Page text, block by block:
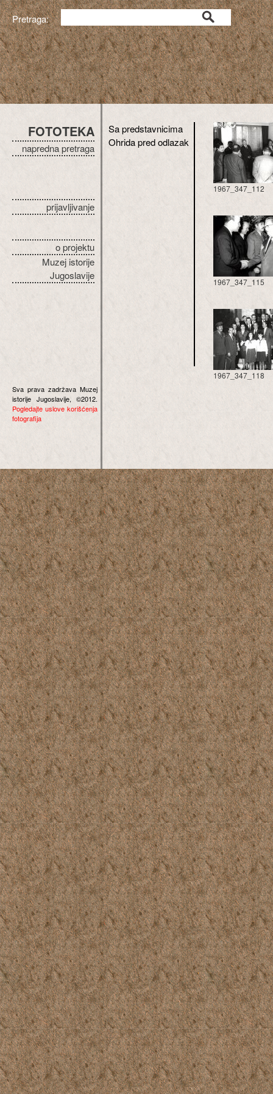
Pretraga:
FOTOTEKA
napredna pretraga
prijavljivanje
o projektu
Muzej istorije
Jugoslavije
Sva prava zadržava Muzej
istorije Jugoslavije, ©2012.
Pogledajte uslove korišćenja
fotografija
Sa predstavnicima
Ohrida pred odlazak
1967_347_112
1967_347_115
1967_347_118